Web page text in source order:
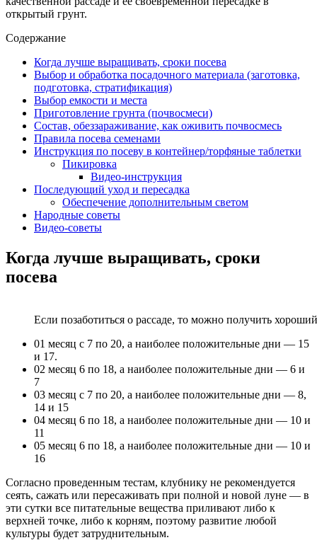
открытый грунт.
Содержание
Когда лучше выращивать, сроки посева
Выбор и обработка посадочного материала (заготовка,
подготовка, стратификация)
Выбор емкости и места
Приготовление грунта (почвосмеси)
Состав, обеззараживание, как оживить почвосмесь
Правила посева семенами
Инструкция по посеву в контейнер/торфяные таблетки
Пикировка
Видео-инструкция
Последующий уход и пересадка
Обеспечение дополнительным светом
Народные советы
Видео-советы
Когда лучше выращивать, сроки
посева
Если позаботиться о рассаде, то можно получить
01 месяц с 7 по 20, а наиболее положительные дни — 15
и 17.
02 месяц 6 по 18, а наиболее положительные дни — 6 и
7
03 месяц с 7 по 20, а наиболее положительные дни — 8,
14 и 15
04 месяц 6 по 18, а наиболее положительные дни — 10 и
11
05 месяц 6 по 18, а наиболее положительные дни — 10 и
16
Согласно проведенным тестам, клубнику не рекомендуется
сеять, сажать или пересаживать при полной и новой луне — в
эти сутки все питательные вещества приливают либо к
верхней точке, либо к корням, поэтому развитие любой
культуры будет затруднительным.